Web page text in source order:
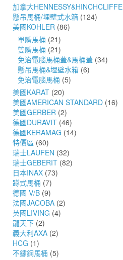
加拿大HENNESSY&HINCHCLIFFE
懸吊馬桶/埋壁式水箱 (124)
美國KOHLER (86)
單體馬桶 (21)
雙體馬桶 (21)
免治電腦馬桶蓋&馬桶蓋 (34)
懸吊馬桶&埋壁水箱 (6)
免治電腦馬桶 (5)
美國KARAT (20)
美國AMERICAN STANDARD (16)
美國GERBER (2)
德國DURAVIT (46)
德國KERAMAG (14)
特價區 (60)
瑞士LAUFEN (32)
瑞士GEBERIT (82)
日本INAX (73)
蹲式馬桶 (7)
德國 V/B (9)
法國JACOBA (2)
英國LIVING (4)
龍天下 (2)
義大利AXA (2)
HCG (1)
不鏽鋼馬桶 (5)